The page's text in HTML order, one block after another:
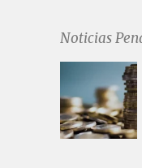
Noticias